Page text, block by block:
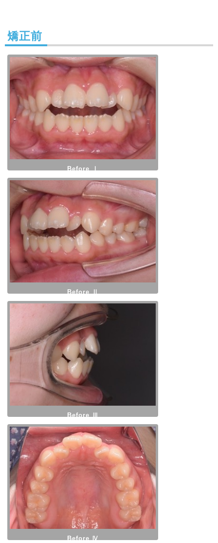
矯正前
Before Ⅰ
Before Ⅱ
Before Ⅲ
Before Ⅳ